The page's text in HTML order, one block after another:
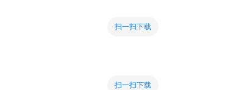
扫一扫下载
扫一扫下载